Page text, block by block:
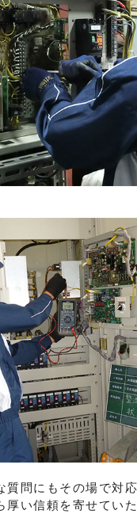
質問にもその場で対
厚い信頼を寄せてい